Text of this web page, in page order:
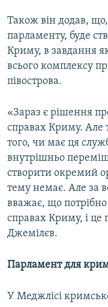
Також він додав,
парламенту, буде
Криму, в завдання
всього комплексу
півострова.
«Зараз є рішення
справах Криму. Але
того, чи має ця
внутрішньо
створити окремий
тему немає. Але за
вважає, що потрібно
справах Криму, і це
Джемілєв.
Парламент для
У Меджлісі